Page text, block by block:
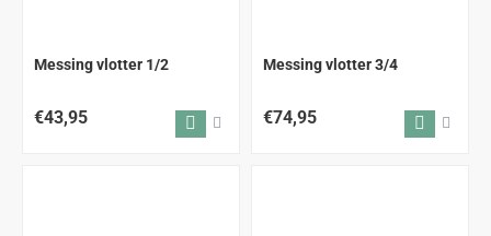
Messing vlotter 1/2
€43,95
Messing vlotter 3/4
€74,95